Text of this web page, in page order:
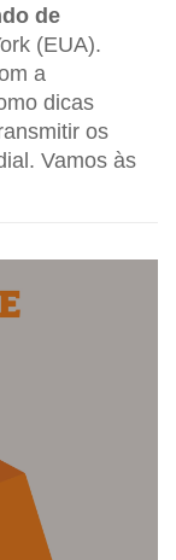
de
(EUA).
a
dicas
os
Vamos às